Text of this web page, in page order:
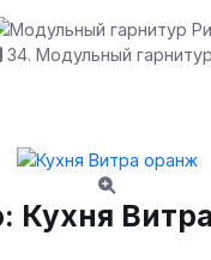
34. Модульный
Кухня